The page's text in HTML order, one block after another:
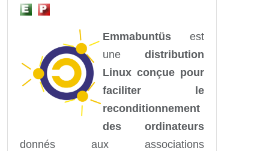
Emmabuntüs est
une distribution
Linux conçue pour
faciliter le
reconditionnement
des ordinateurs
donnés aux associations